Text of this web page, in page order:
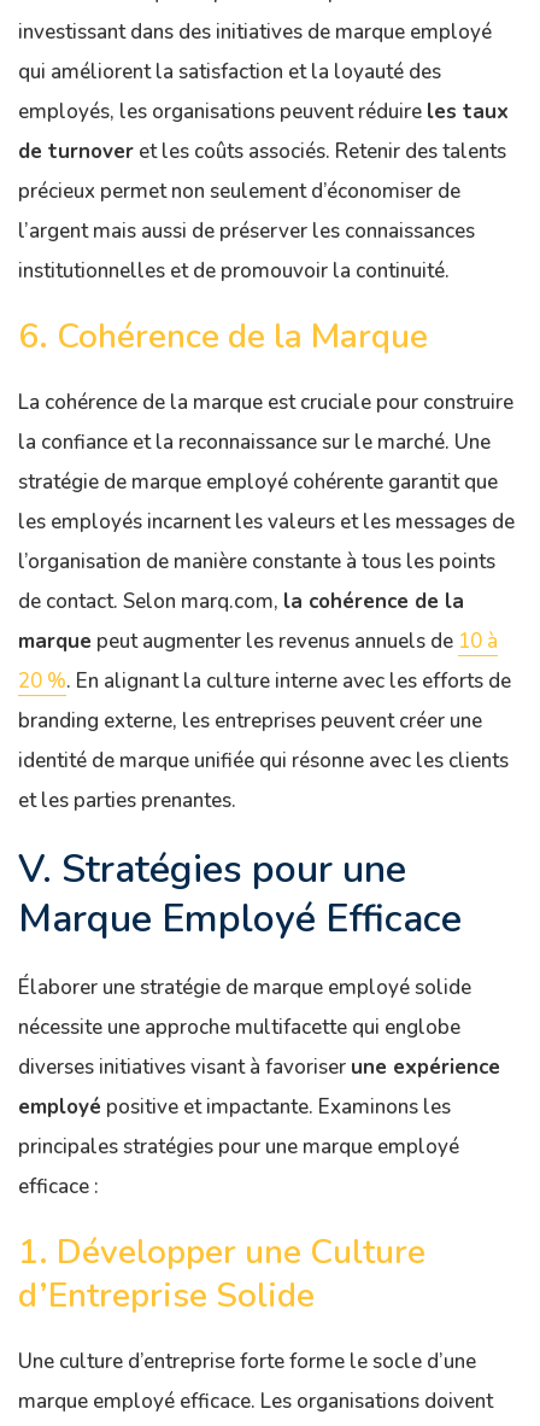
investissant dans des initiatives de marque employé
qui améliorent la satisfaction et la loyauté des
employés, les organisations peuvent réduire les taux
de turnover et les coûts associés. Retenir des talents
précieux permet non seulement d’économiser de
l’argent mais aussi de préserver les connaissances
institutionnelles et de promouvoir la continuité.
6. Cohérence de la Marque
La cohérence de la marque est cruciale pour construire
la confiance et la reconnaissance sur le marché. Une
stratégie de marque employé cohérente garantit que
les employés incarnent les valeurs et les messages de
l’organisation de manière constante à tous les points
de contact. Selon marq.com, la cohérence de la
marque peut augmenter les revenus annuels de 10 à
20 %. En alignant la culture interne avec les efforts de
branding externe, les entreprises peuvent créer une
identité de marque unifiée qui résonne avec les clients
et les parties prenantes.
V. Stratégies pour une
Marque Employé Efficace
Élaborer une stratégie de marque employé solide
nécessite une approche multifacette qui englobe
diverses initiatives visant à favoriser une expérience
employé positive et impactante. Examinons les
principales stratégies pour une marque employé
efficace :
1. Développer une Culture
d’Entreprise Solide
Une culture d’entreprise forte forme le socle d’une
marque employé efficace. Les organisations doivent